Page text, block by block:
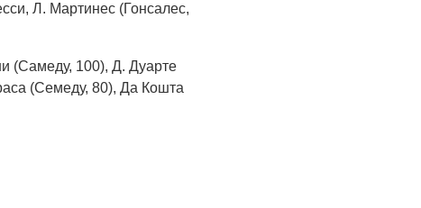
Л. Мартинес (Гонсалес,
(Самеду, 100), Д. Дуарте
(Семеду, 80), Да Кошта